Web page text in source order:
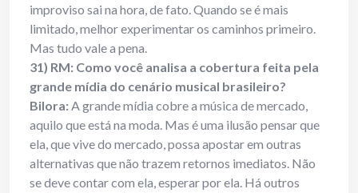
improviso sai na hora, de fato. Quando se é mais
limitado, melhor experimentar os caminhos primeiro.
Mas tudo vale a pena.
31) RM: Como você analisa a cobertura feita pela
grande mídia do cenário musical brasileiro?
Bilora:A grande mídia cobre a música de mercado,
aquilo que está na moda. Mas é uma ilusão pensar que
ela, que vive do mercado, possa apostar em outras
alternativas que não trazem retornos imediatos. Não
se deve contar com ela, esperar por ela. Há outros